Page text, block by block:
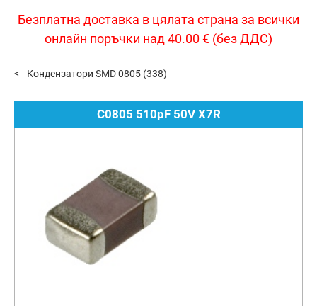
Безплатна доставка в цялата страна за всички
онлайн поръчки над 40.00 € (без ДДС)
Кондензатори SMD 0805 (338)
C0805 510pF 50V X7R